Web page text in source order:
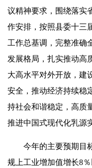
议精神要求，围绕落实
作安排，按照县委十三
工作总基调，完整准确
发展格局，扎实推动高
大高水平对外开放，建
安全，推动经济持续稳
持社会和谐稳定，高质
推进中国式现代化乳源
今年的主要预期目标
规上工业增加值增长8